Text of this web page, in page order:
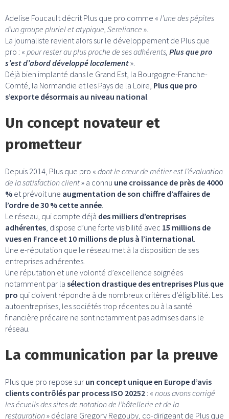
Adelise Foucault décrit Plus que pro comme « l’une des pépites
d’un groupe pluriel et atypique, Sereliance ».
La journaliste revient alors sur le développement de Plus que
pro : « pour rester au plus proche de ses adhérents, Plus que pro
s’est d’abord développé localement».
Déjà bien implanté dans le Grand Est, la Bourgogne-Franche-
Comté, la Normandie et les Pays de la Loire, Plus que pro
s’exporte désormais au niveau national
Un concept novateur et
prometteur
Depuis 2014, Plus que pro « dont le cœur de métier est l’évaluation
de la satisfaction client» a connu une croissance de près de 4000
% et prévoit une augmentation de son chiffre d’affaires de
l’ordre de 30 % cette année
Le réseau, qui compte déjà des milliers d’entreprises
adhérentes , dispose d’une forte visibilité avec 15 millions de
vues en France et 10 millions de plus à l’international
Une e-réputation que le réseau met à la disposition de ses
entreprises adhérentes.
Une réputation et une volonté d’excellence soignées
notamment par la sélection drastique des entreprises Plus que
pro qui doivent répondre à de nombreux critères d’éligibilité. Les
autoentreprises, les sociétés trop récentes ou à la santé
financière précaire ne sont notamment pas admises dans le
réseau.
La communication par la preuve
Plus que pro repose sur un concept unique en Europe d’avis
clients contrôlés par process ISO 20252 : « nous avons corrigé
les écueils des sites de notation de l’hôtellerie et de la
restauration» déclare Gregory Regouby, co-dirigeant de Plus que